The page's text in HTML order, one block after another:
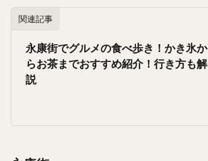
関連記事
永康街でグルメの食べ歩き！かき氷か
らお茶までおすすめ紹介！行き方も解
説